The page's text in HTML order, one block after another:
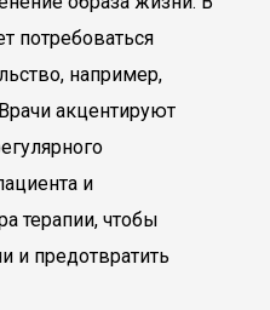
потребоваться
например,
акцентируют
и
терапии, чтобы
и предотвратить